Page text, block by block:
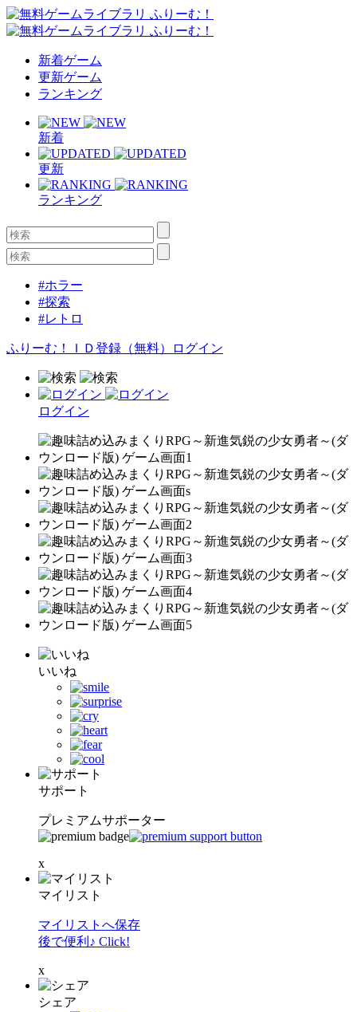
新着ゲーム
更新ゲーム
ランキング
新着
更新
ランキング
#ホラー
#探索
#レトロ
ふりーむ！ＩＤ登録（無料） ログイン
ログイン
いいね
サポート
プレミアムサポーター
x
マイリスト
マイリストへ保存
後で便利♪ Click!
x
シェア